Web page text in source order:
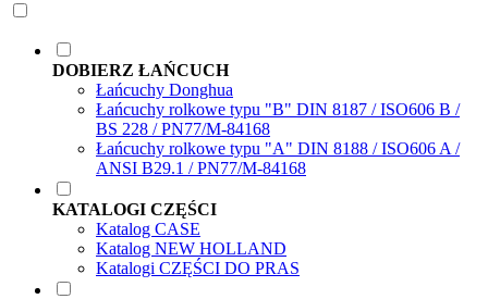
DOBIERZ ŁAŃCUCH
Łańcuchy Donghua
Łańcuchy rolkowe typu "B" DIN 8187 / ISO606 B /
BS 228 / PN77/M-84168
Łańcuchy rolkowe typu "A" DIN 8188 / ISO606 A /
ANSI B29.1 / PN77/M-84168
KATALOGI CZĘŚCI
Katalog CASE
Katalog NEW HOLLAND
Katalogi CZĘŚCI DO PRAS